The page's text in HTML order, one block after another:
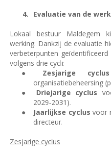
Evaluatie van de
Lokaal bestuur Maldegem
werking. Dankzij de evaluatie
verbeterpunten
volgens drie cycli:
●
Zesjarige cyclus
organisatiebeheersing
●
Driejarige cyclus
2029-2031).
●
Jaarlijkse cyclus voor
directeur.
Zesjarige cyclus